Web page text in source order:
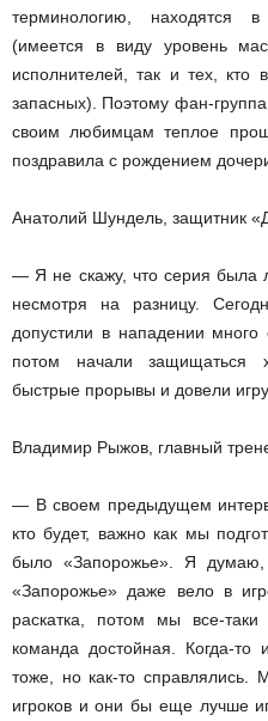
терминологию, находятся
(имеется в виду уровень
исполнителей, так и тех, кто
запасных). Поэтому фан-
своим любимцам теплое
поздравила с рождением
Анатолий Шундель, защитник
— Я не скажу, что серия была
несмотря на разницу.
допустили в нападении
потом начали защищаться
быстрые прорывы и довели
Владимир Рыжов, главный
— В своем предыдущем
кто будет, важно как мы
было «Запорожье». Я
«Запорожье» даже вело в
раскатка, потом мы все-
команда достойная. Когда-
тоже, но как-то справлялись.
игроков и они бы еще лучше